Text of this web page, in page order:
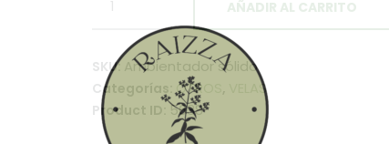
AÑADIR AL CARRITO
SKU: Ambientador sólido
Categorías:OTROS , VELAS
Product ID: 5638